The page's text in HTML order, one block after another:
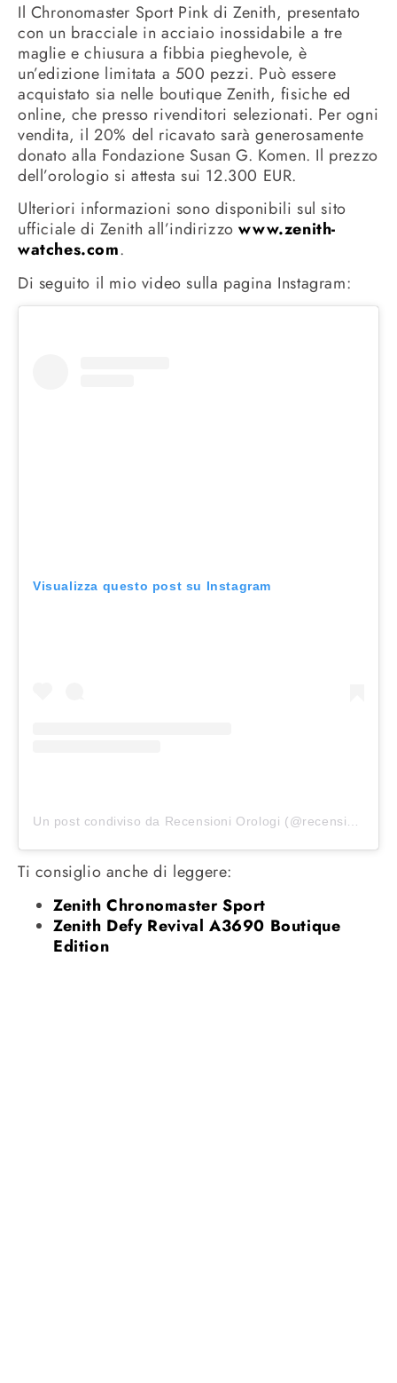
Il Chronomaster Sport Pink di Zenith, presentato
con un bracciale in acciaio inossidabile a tre
maglie e chiusura a fibbia pieghevole, è
un’edizione limitata a 500 pezzi. Può essere
acquistato sia nelle boutique Zenith, fisiche ed
online, che presso rivenditori selezionati. Per ogni
vendita, il 20% del ricavato sarà generosamente
donato alla Fondazione Susan G. Komen. Il prezzo
dell’orologio si attesta sui 12.300 EUR.
Ulteriori informazioni sono disponibili sul sito
ufficiale di Zenith all’indirizzowww.zenith-
watches.com.
Di seguito il mio video sulla pagina Instagram:
Visualizza questo post su Instagram
Ti consiglio anche di leggere:
Zenith Chronomaster Sport
Zenith Defy Revival A3690 Boutique
Edition